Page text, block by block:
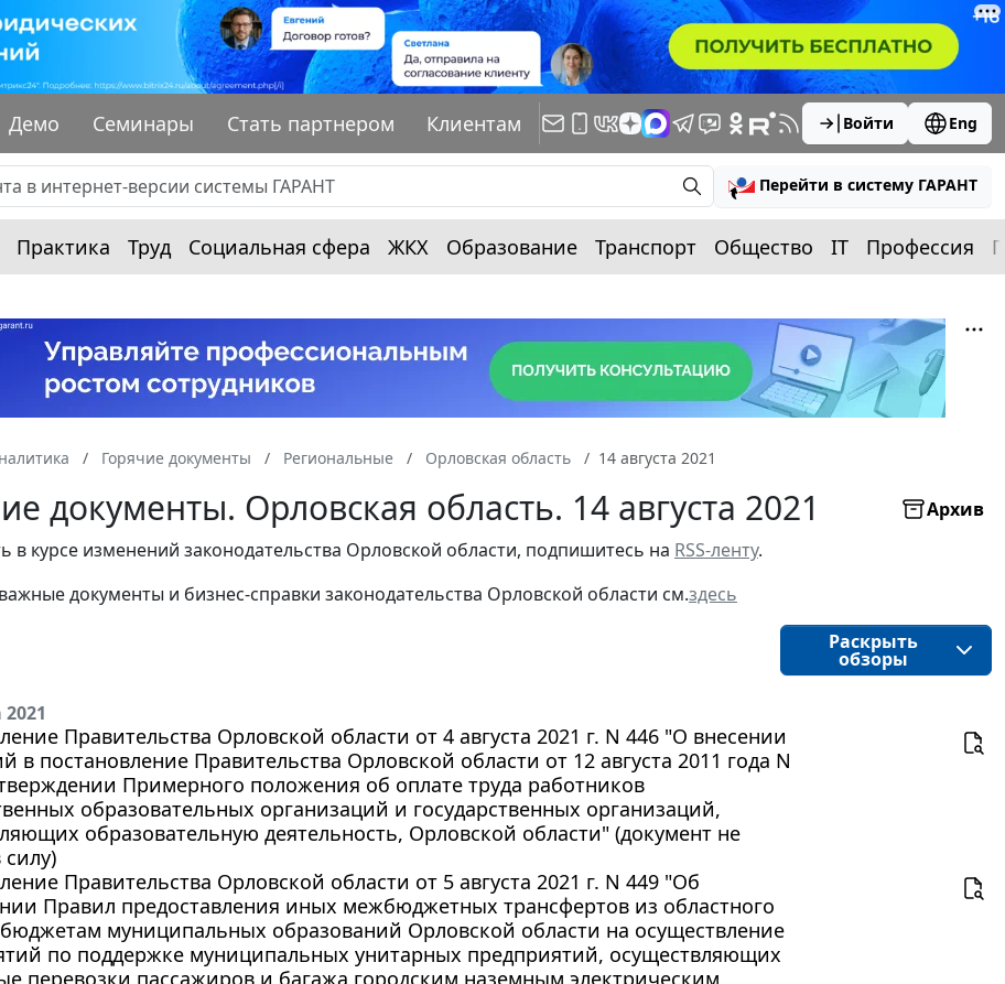
Демо Семинары Стать партнером Клиентам Войти Eng
Перейти в систему ГАРАНТ
Практика Труд Социальная сфера ЖКХ Образование Транспорт Общество IT Профессия
Горячие документы Региональные Орловская область 14 августа 2021
документы. Орловская область. 14 августа 2021
Архив
в курсе изменений законодательства Орловской области, подпишитесь на RSS-ленту.
документы и бизнес-справки законодательства Орловской области см.здесь
Раскрыть
обзоры
2021
Правительства Орловской области от 4 августа 2021 г. N 446 "О внесении
в постановление Правительства Орловской области от 12 августа 2011 года N
Примерного положения об оплате труда работников
образовательных организаций и государственных организаций,
образовательную деятельность, Орловской области" (документ не
силу)
Правительства Орловской области от 5 августа 2021 г. N 449 "Об
Правил предоставления иных межбюджетных трансфертов из областного
муниципальных образований Орловской области на осуществление
по поддержке муниципальных унитарных предприятий, осуществляющих
перевозки пассажиров и багажа городским наземным электрическим